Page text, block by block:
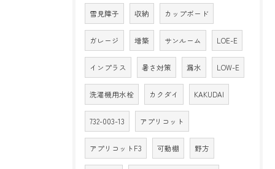
雪見障子 収納 カップボード
ガレージ 増築 サンルーム LOE-E
インプラス 暑さ対策 漏水 LOW-E
洗濯機用水栓 カクダイ KAKUDAI
732-003-13 アプリコット
アプリコットF3 可動棚 野方